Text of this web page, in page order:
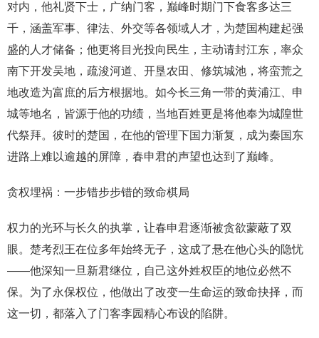
对内，他礼贤下士，广纳门客，巅峰时期门下食客多达三
千，涵盖军事、律法、外交等各领域人才，为楚国构建起强
盛的人才储备；他更将目光投向民生，主动请封江东，率众
南下开发吴地，疏浚河道、开垦农田、修筑城池，将蛮荒之
地改造为富庶的后方根据地。如今长三角一带的黄浦江、申
城等地名，皆源于他的功绩，当地百姓更是将他奉为城隍世
代祭拜。彼时的楚国，在他的管理下国力渐复，成为秦国东
进路上难以逾越的屏障，春申君的声望也达到了巅峰。
贪权埋祸：一步错步步错的致命棋局
权力的光环与长久的执掌，让春申君逐渐被贪欲蒙蔽了双
眼。楚考烈王在位多年始终无子，这成了悬在他心头的隐忧
——他深知一旦新君继位，自己这外姓权臣的地位必然不
保。为了永保权位，他做出了改变一生命运的致命抉择，而
这一切，都落入了门客李园精心布设的陷阱。